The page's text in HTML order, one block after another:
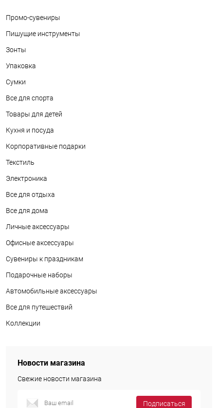
Промо-сувениры
Пишущие инструменты
Зонты
Упаковка
Сумки
Все для спорта
Товары для детей
Кухня и посуда
Корпоративные подарки
Текстиль
Электроника
Все для отдыха
Все для дома
Личные аксессуары
Офисные аксессуары
Сувениры к праздникам
Подарочные наборы
Автомобильные аксессуары
Все для путешествий
Коллекции
Новости магазина
Свежие новости магазина
Подписаться